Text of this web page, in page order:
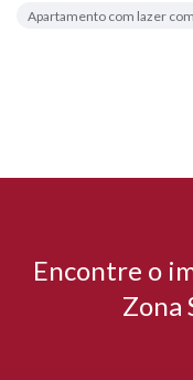
Apartamento com lazer
Encontre o
Zona